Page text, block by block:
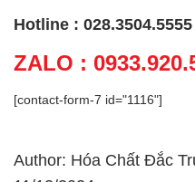
Hotline :
ZALO :
[contact-form-7 id="1116"]
Author: Hóa Chất Đắc